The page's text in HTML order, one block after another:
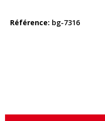
Référence bg-7316